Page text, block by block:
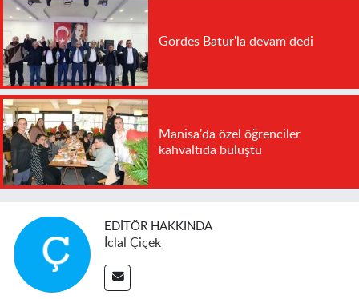
Gördes Batur'la devam dedi
Manisa'da özel öğrenciler
kahvaltıda buluştu
EDITÖR HAKKINDA
İclal Çiçek